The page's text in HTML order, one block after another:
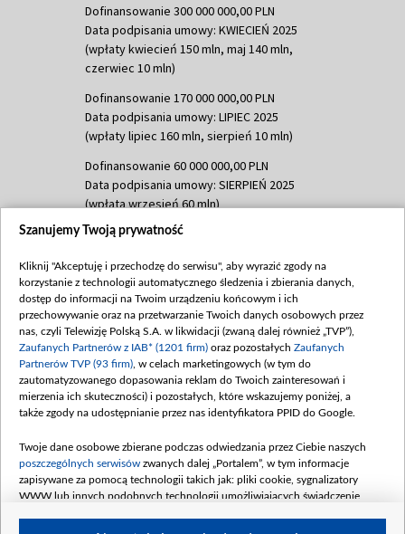
Dofinansowanie 300 000 000,00 PLN
Data podpisania umowy: KWIECIEŃ 2025
(wpłaty kwiecień 150 mln, maj 140 mln,
czerwiec 10 mln)
Dofinansowanie 170 000 000,00 PLN
Data podpisania umowy: LIPIEC 2025
(wpłaty lipiec 160 mln, sierpień 10 mln)
Dofinansowanie 60 000 000,00 PLN
Data podpisania umowy: SIERPIEŃ 2025
(wpłata wrzesień 60 mln)
Dofinansowanie 635 783 051,21 PLN
(wpłata wrzesień 100 mln, październik 350
mln, listopad 265 mln)
Dofinansowanie 48 862 000,00 PLN
Data podpisania umowy: GRUDZIEŃ 2025
(wpłata grudzień 60,548 mln)
Dofinansowanie 900 000 000,00 PLN
Data podpisania umowy: LUTY 2026 (wpłata
kwiecień 180 mln, 7 maja 180 mln, 8
czerwca 90 mln)
Dofinansowanie 250 000 000,00 PLN
Szanujemy Twoją prywatność
Kliknij "Akceptuję i przechodzę do serwisu", aby wyrazić zgody na
korzystanie z technologii automatycznego śledzenia i zbierania danych,
dostęp do informacji na Twoim urządzeniu końcowym i ich
przechowywanie oraz na przetwarzanie Twoich danych osobowych przez
nas, czyli Telewizję Polską S.A. w likwidacji (zwaną dalej również „TVP”),
Zaufanych Partnerów z IAB* (1201 firm) oraz pozostałych Zaufanych
Partnerów TVP (93 firm) , w celach marketingowych (w tym do
zautomatyzowanego dopasowania reklam do Twoich zainteresowań i
mierzenia ich skuteczności) i pozostałych, które wskazujemy poniżej, a
także zgody na udostępnianie przez nas identyfikatora PPID do Google.
Twoje dane osobowe zbierane podczas odwiedzania przez Ciebie naszych
poszczególnych serwisów zwanych dalej „Portalem”, w tym informacje
zapisywane za pomocą technologii takich jak: pliki cookie, sygnalizatory
WWW lub innych podobnych technologii umożliwiających świadczenie